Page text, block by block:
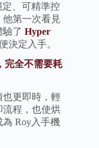
、可精準控
第一次看見
驗了 Hyper
決定入手。
完全不需要耗
更即時，輕
流程，也使烘
Roy入手機